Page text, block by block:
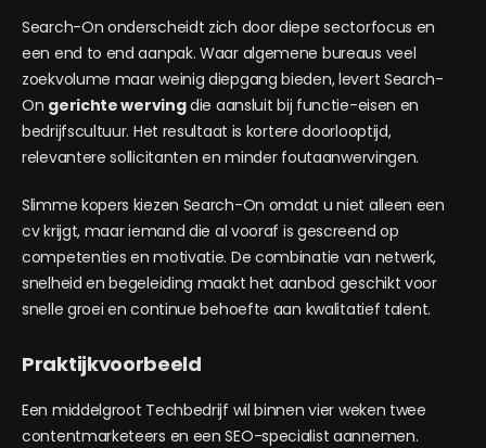
Search-On onderscheidt zich door diepe sectorfocus en
een end to end aanpak. Waar algemene bureaus veel
zoekvolume maar weinig diepgang bieden, levert Search-
On gerichte wervingdie aansluit bij functie-eisen en
bedrijfscultuur. Het resultaat is kortere doorlooptijd,
relevantere sollicitanten en minder foutaanwervingen.
Slimme kopers kiezen Search-On omdat u niet alleen een
cv krijgt, maar iemand die al vooraf is gescreend op
competenties en motivatie. De combinatie van netwerk,
snelheid en begeleiding maakt het aanbod geschikt voor
snelle groei en continue behoefte aan kwalitatief talent.
Praktijkvoorbeeld
Een middelgroot Techbedrijf wil binnen vier weken twee
contentmarketeers en een SEO-specialist aannemen.